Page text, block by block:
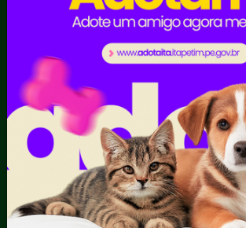
Organizacional
LGPD e Governo
Digital
Licitações e
Contratos
Obras Públicas
Planejamento e
Prestação de Contas
Receitas
Recursos Humanos